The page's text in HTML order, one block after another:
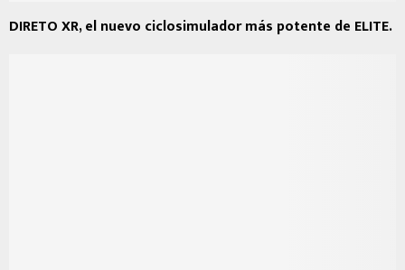
DIRETO XR, el nuevo ciclosimulador más potente de ELITE.